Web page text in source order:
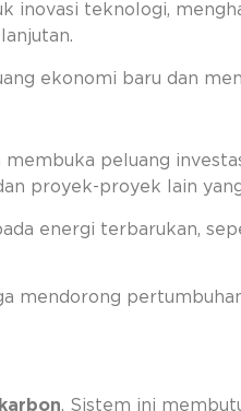
inovasi teknologi,
ekonomi baru dan
peluang
proyek-proyek lain
energi terbarukan,
mendorong
. Sistem ini